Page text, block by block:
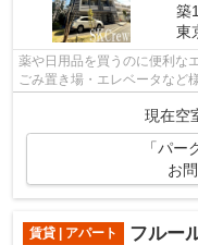
築
東
薬や日用品を買うのに便利な
ごみ置き場・エレベータなど
現在空
「パ
お
賃貸 | アパート フルー